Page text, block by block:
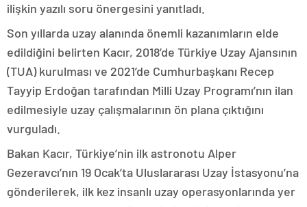
ilişkin yazılı soru önergesini yanıtladı.
Son yıllarda uzay alanında önemli kazanımların elde
edildiğini belirten Kacır, 2018’de Türkiye Uzay Ajansının
(TUA) kurulması ve 2021’de Cumhurbaşkanı Recep
Tayyip Erdoğan tarafından Milli Uzay Programı’nın ilan
edilmesiyle uzay çalışmalarının ön plana çıktığını
vurguladı.
Bakan Kacır, Türkiye’nin ilk astronotu Alper
Gezeravcı’nın 19 Ocak’ta Uluslararası Uzay İstasyonu’na
gönderilerek, ilk kez insanlı uzay operasyonlarında yer